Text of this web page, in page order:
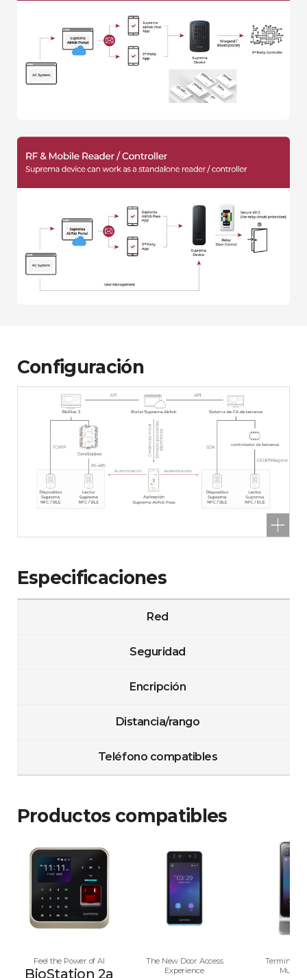
Configuración
Especificaciones
Red
Seguridad
Encripción
Distancia/rango
Teléfono compatibles
Productos compatibles
Feel the Power of AI
BioStation 2a
The New Door Access
Experience
Terminal